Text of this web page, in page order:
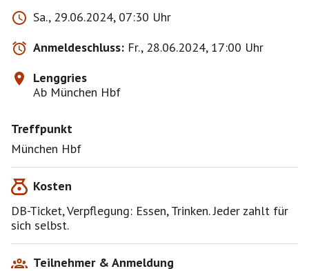
Sa., 29.06.2024, 07:30 Uhr
Anmeldeschluss: Fr., 28.06.2024, 17:00 Uhr
Lenggries
Ab München Hbf
Treffpunkt
München Hbf
Kosten
DB-Ticket, Verpflegung: Essen, Trinken. Jeder zahlt für
sich selbst.
Teilnehmer & Anmeldung